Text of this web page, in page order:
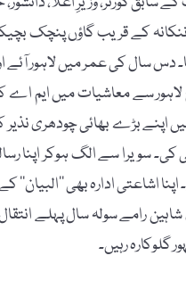
ننکانہ کے قریب گاؤں پنچک
دس سال کی عمر میں لاہور
لاہور سے معاشیات میں ایم
اپنے بڑے بھائی چودھری نذیر
کی۔ سویرا سے الگ ہوکر
اشاعتی ادارہ بھی ’’البیان‘‘
رامے سولہ سال پہلے
گلوکارہ رہیں۔